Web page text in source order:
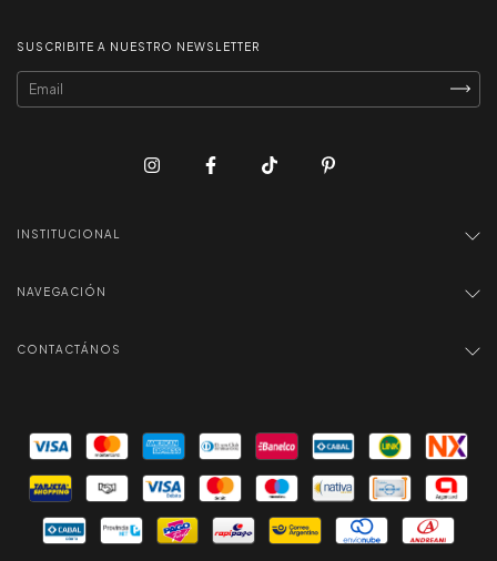
SUSCRIBITE A NUESTRO NEWSLETTER
INSTITUCIONAL
NAVEGACIÓN
CONTACTÁNOS